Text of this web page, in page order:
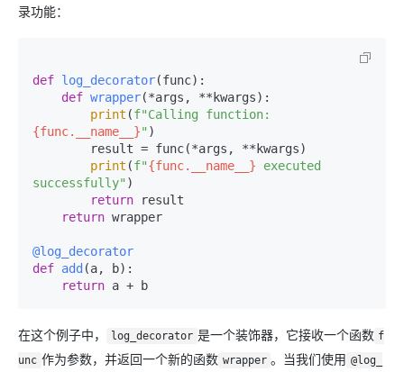
录功能：
def log_decorator(func):
def wrapper(*args, **kwargs):
print (
{func.__name__}" )
print (f"{func.__name__} executed
successfully" )
return result
return wrapper
@log_decorator
def add (a, b):
return
在这个例子中， log_decorator 是一个装饰器，它接收一个函数 f
unc 作为参数，并返回一个新的函数 wrapper 。当我们使用 @log_